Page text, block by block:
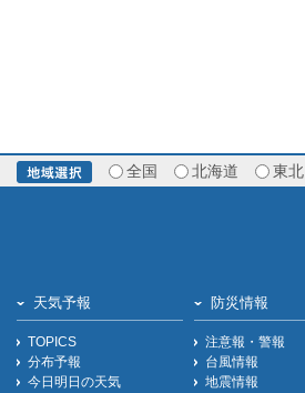
全国 北海道 東北
天気予報
TOPICS
分布予報
今日明日の天気
防災情報
注意報・警報
台風情報
地震情報